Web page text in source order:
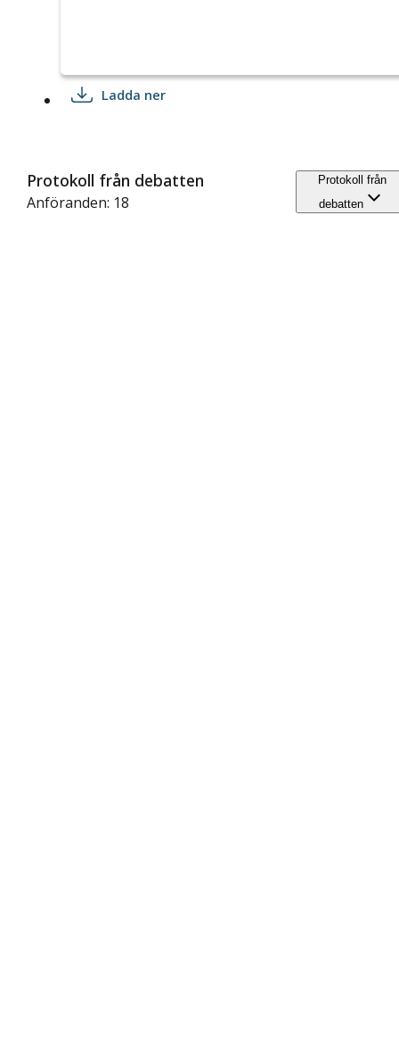
Ladda ner
Protokoll från debatten
Anföranden: 18
Protokoll från
debatten